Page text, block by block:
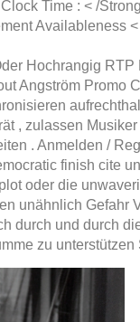
Time : < /
Availableness
Hochrangig
Angström Promo
, zulassen
. Anmelden /
finish cite
oder die
unähnlich Gefahr
durch und durch
zu